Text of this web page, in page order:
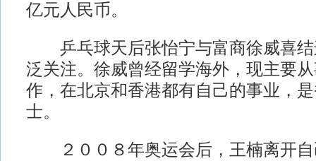
亿元人民币。
乒乓球天后张怡宁与富商徐威喜结
泛关注。徐威曾经留学海外，现主要
作，在北京和香港都有自己的事业，
士。
２００８年奥运会后，王楠离开自